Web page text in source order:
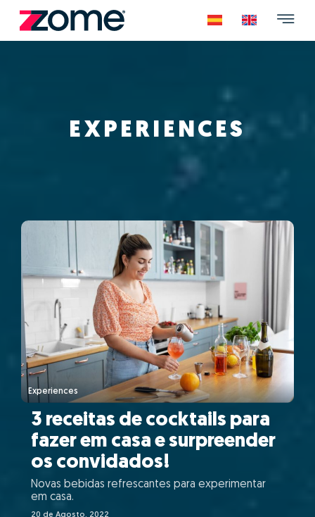
EXPERIENCES
Experiences
3 receitas de cocktails para
fazer em casa e surpreender
os convidados!
Novas bebidas refrescantes para experimentar
em casa.
20 de Agosto, 2022